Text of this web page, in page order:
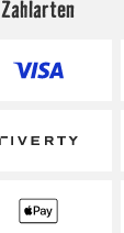
Zahlarten